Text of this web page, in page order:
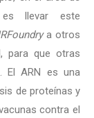
llevar este
a otros
para que otras
El ARN es una
de proteínas y
contra el